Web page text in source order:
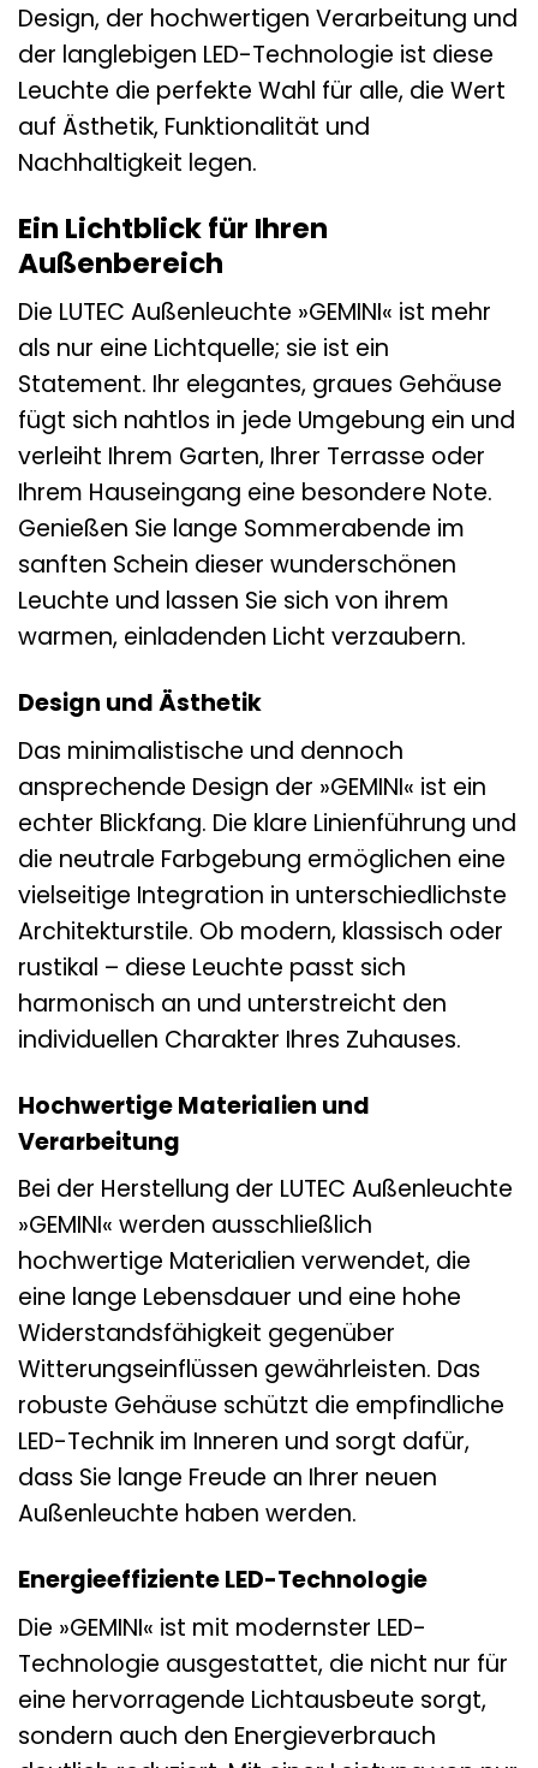
Design, der hochwertigen Verarbeitung und
der langlebigen LED-Technologie ist diese
Leuchte die perfekte Wahl für alle, die Wert
auf Ästhetik, Funktionalität und
Nachhaltigkeit legen.
Ein Lichtblick für Ihren
Außenbereich
Die LUTEC Außenleuchte »GEMINI« ist mehr
als nur eine Lichtquelle; sie ist ein
Statement. Ihr elegantes, graues Gehäuse
fügt sich nahtlos in jede Umgebung ein und
verleiht Ihrem Garten, Ihrer Terrasse oder
Ihrem Hauseingang eine besondere Note.
Genießen Sie lange Sommerabende im
sanften Schein dieser wunderschönen
Leuchte und lassen Sie sich von ihrem
warmen, einladenden Licht verzaubern.
Design und Ästhetik
Das minimalistische und dennoch
ansprechende Design der »GEMINI« ist ein
echter Blickfang. Die klare Linienführung und
die neutrale Farbgebung ermöglichen eine
vielseitige Integration in unterschiedlichste
Architekturstile. Ob modern, klassisch oder
rustikal – diese Leuchte passt sich
harmonisch an und unterstreicht den
individuellen Charakter Ihres Zuhauses.
Hochwertige Materialien und
Verarbeitung
Bei der Herstellung der LUTEC Außenleuchte
»GEMINI« werden ausschließlich
hochwertige Materialien verwendet, die
eine lange Lebensdauer und eine hohe
Widerstandsfähigkeit gegenüber
Witterungseinflüssen gewährleisten. Das
robuste Gehäuse schützt die empfindliche
LED-Technik im Inneren und sorgt dafür,
dass Sie lange Freude an Ihrer neuen
Außenleuchte haben werden.
Energieeffiziente LED-Technologie
Die »GEMINI« ist mit modernster LED-
Technologie ausgestattet, die nicht nur für
eine hervorragende Lichtausbeute sorgt,
sondern auch den Energieverbrauch